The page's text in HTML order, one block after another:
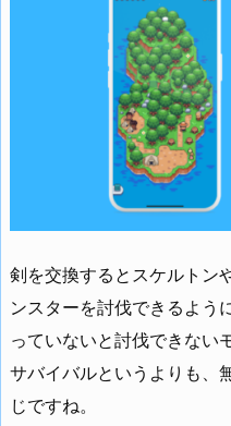
剣を交換するとスケルトン
ンスターを討伐できるよう
っていないと討伐できない
サバイバルというよりも、
じですね。